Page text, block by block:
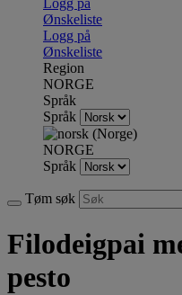
Logg på
Ønskeliste
Logg på
Ønskeliste
Region
NORGE
Språk
Språk
NORGE
Språk
Tøm søk
Filodeigpai
pesto